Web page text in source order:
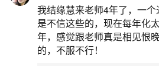
化解犯太岁的核心方法是
太岁仪式及保持言行谨慎。民
岁与本命生肖相冲者需“安太岁
我结缘慧来老师4年了，一
是不信这些的，现在每年化
年，感觉跟老师真是相见恨
的，不服不行！